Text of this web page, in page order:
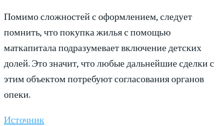
Помимо сложностей с оформлением, следует
помнить, что покупка жилья с помощью
маткапитала подразумевает включение детских
долей. Это значит, что любые дальнейшие сделки с
этим объектом потребуют согласования органов
опеки.
Источник